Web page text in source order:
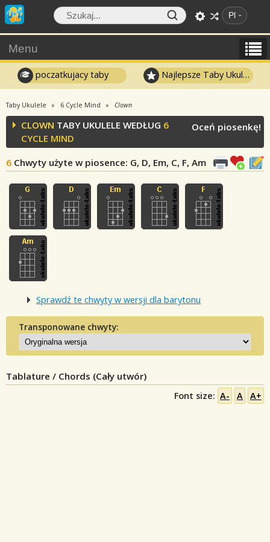
Pl
Menu
poczatkujacy taby Najlepsze Taby Ukulele
Taby Ukulele 6 Cycle Mind Clown
CLOWN TABY UKULELE WEDŁUG 6
CYCLE MIND
6 Chwyty użyte w piosence: G, D, Em, C, F, Am
Oceń piosenkę!
Sprawdź te chwyty w wersji dla barytonu
Transponowane chwyty:
Tablature / Chords (Cały utwór)
Font size: A- A A+